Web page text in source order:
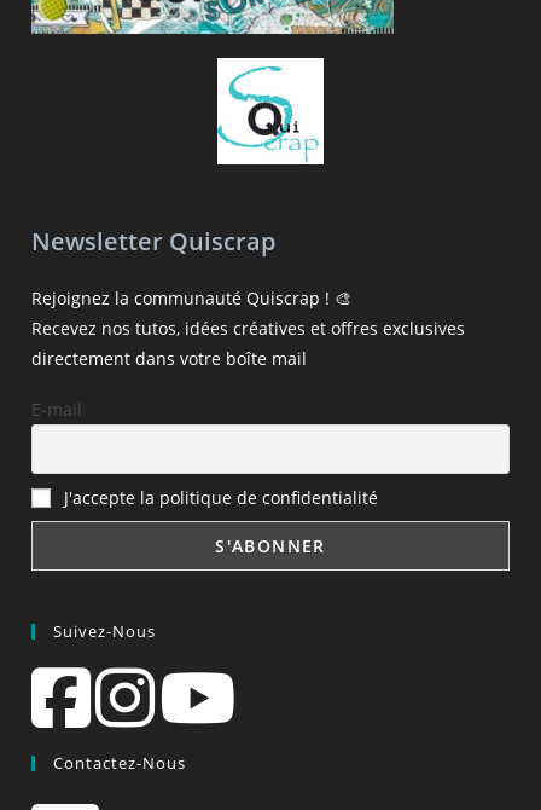
Newsletter Quiscrap
Rejoignez la communauté Quiscrap ! 🎨
Recevez nos tutos, idées créatives et offres exclusives
directement dans votre boîte mail
E-mail
J'accepte la politique de confidentialité
Suivez-Nous
Contactez-Nous